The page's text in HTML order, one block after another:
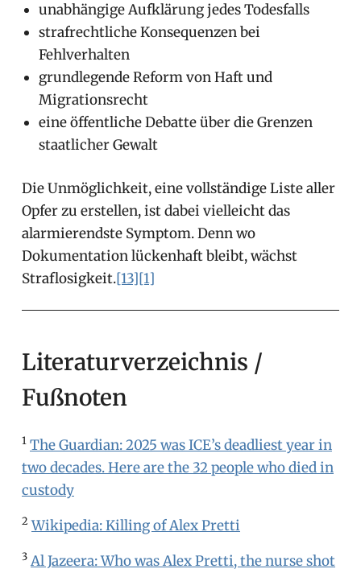
unabhängige Aufklärung jedes Todesfalls
strafrechtliche Konsequenzen bei
Fehlverhalten
grundlegende Reform von Haft und
Migrationsrecht
eine öffentliche Debatte über die Grenzen
staatlicher Gewalt
Die Unmöglichkeit, eine vollständige Liste aller
Opfer zu erstellen, ist dabei vielleicht das
alarmierendste Symptom. Denn wo
Dokumentation lückenhaft bleibt, wächst
Straflosigkeit.[13][1]
Literaturverzeichnis /
Fußnoten
1 The Guardian: 2025 was ICE’s deadliest year in
two decades. Here are the 32 people who died in
custody
2 Wikipedia: Killing of Alex Pretti
3 Al Jazeera: Who was Alex Pretti, the nurse shot